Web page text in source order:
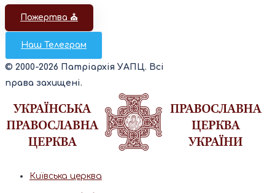
Пожертва ⛪️
Наш Телеграм
© 2000-2026 Патріархія УАПЦ. Всі
права захищені.
Київська церква